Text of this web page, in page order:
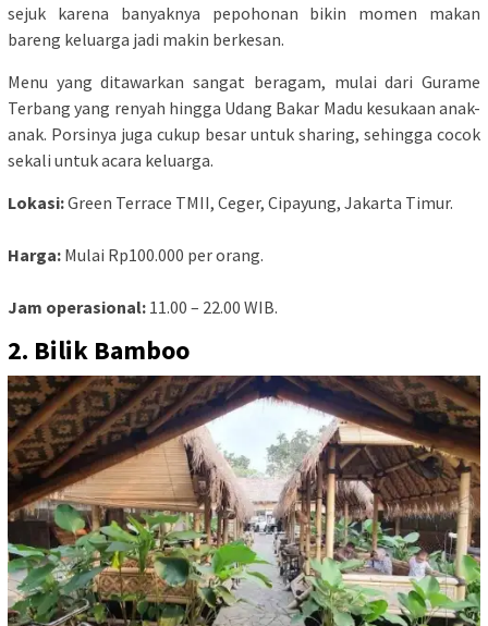
sejuk karena banyaknya pepohonan bikin momen makan
bareng keluarga jadi makin berkesan.
Menu yang ditawarkan sangat beragam, mulai dari Gurame
Terbang yang renyah hingga Udang Bakar Madu kesukaan anak-
anak. Porsinya juga cukup besar untuk sharing, sehingga cocok
sekali untuk acara keluarga.
Lokasi:Green Terrace TMII, Ceger, Cipayung, Jakarta Timur.
Harga: Mulai Rp100.000 per orang.
Jam operasional: 11.00 – 22.00 WIB.
2. Bilik Bamboo